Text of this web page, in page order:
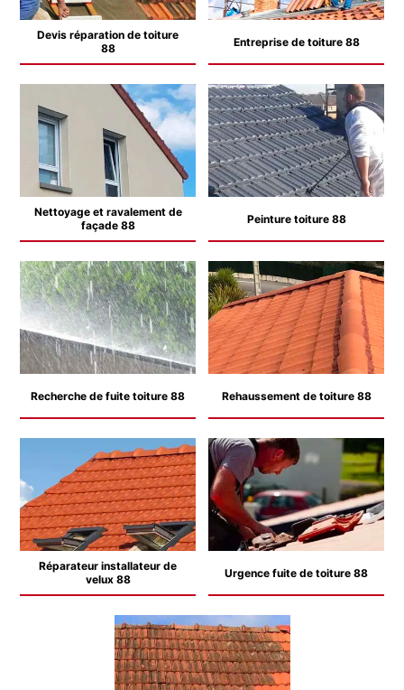
Devis réparation de toiture
88
Entreprise de toiture 88
Nettoyage et ravalement de
façade 88
Peinture toiture 88
Recherche de fuite toiture 88 Rehaussement de toiture 88
Réparateur installateur de
velux 88
Urgence fuite de toiture 88